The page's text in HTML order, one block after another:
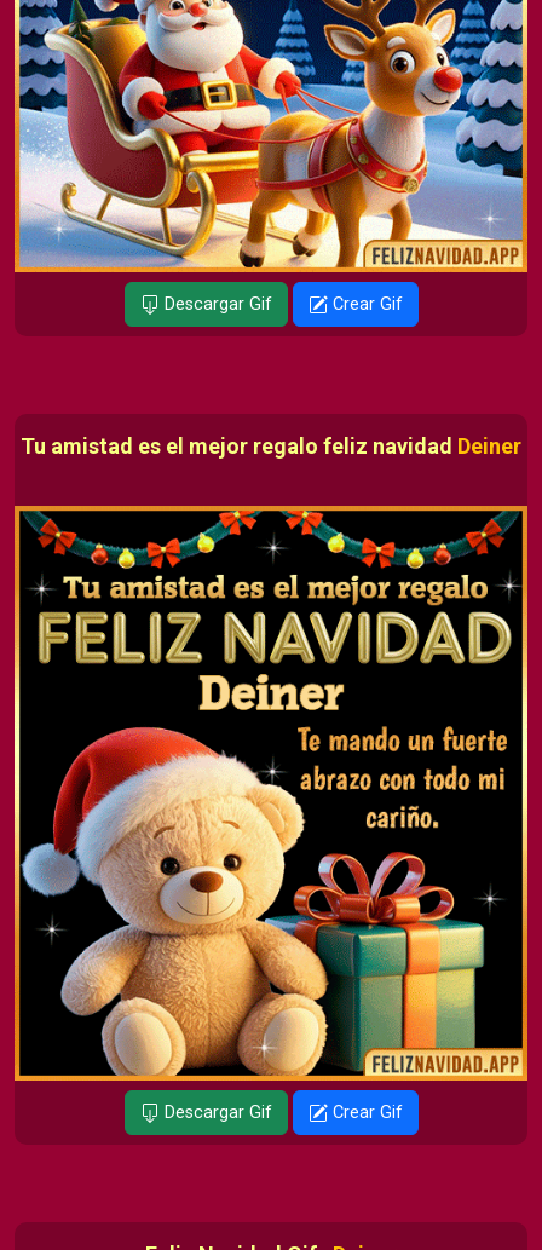
Descargar Gif Crear Gif
Tu amistad es el mejor regalo feliz navidad Deiner
Descargar Gif Crear Gif